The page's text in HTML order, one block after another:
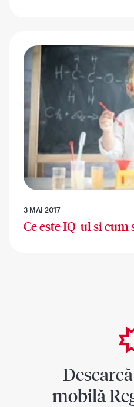
3 MAI 2017
Ce este IQ-ul si cum
mobilă